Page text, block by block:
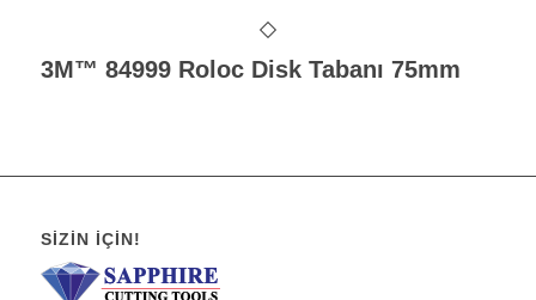
3M™ 84999 Roloc Disk Tabanı 75mm
SIZIN İÇIN!